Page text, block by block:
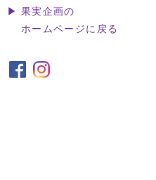
▶ 果実企画の
ホームページに戻る